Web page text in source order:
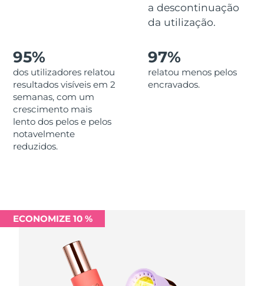
a descontinuação
da utilização.
95%
dos utilizadores relatou
resultados visíveis em 2
semanas, com um
crescimento mais
lento dos pelos e pelos
notavelmente
reduzidos.
97%
relatou menos pelos
encravados.
ECONOMIZE 10 %
Entrega prevista8/12/26
Macau, RAE da
China
Entrega prevista 8/14/26
Malásia
Malta
Países Baixos
Nova Zelândia